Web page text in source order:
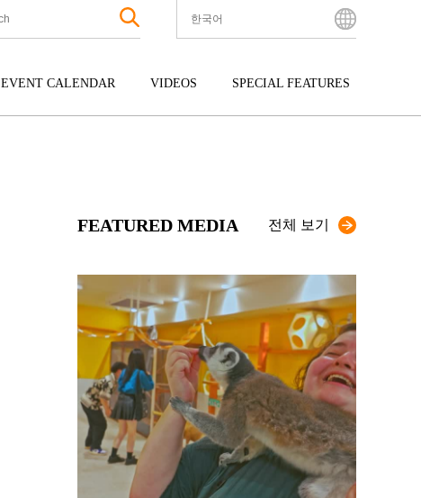
한국어
Tiếng Việt
EVENT CALENDAR VIDEOS SPECIAL FEATURES
FEATURED MEDIA 전체 보기